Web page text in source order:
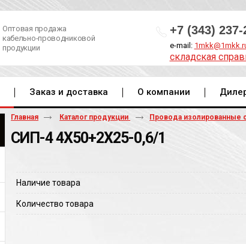
Оптовая продажа
кабельно-проводниковой
продукции
+7 (343) 237-
e-mail:
складская
Заказ и доставка О компании
Главная Каталог продукции Провода
СИП-4 4Х50+2Х25-0,6/1
Наличие товара
Количество товара